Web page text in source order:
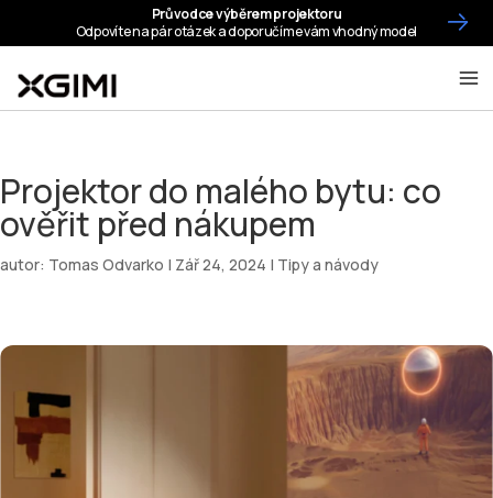
Projektor do malého bytu: co
ověřit před nákupem
autor: Tomas Odvarko | Zář 24, 2024 | Tipy a návody